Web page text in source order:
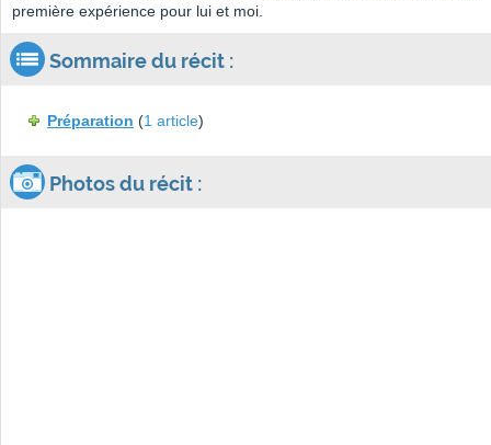
première expérience pour lui et moi.
Sommaire du récit :
Préparation (1 article)
Photos du récit :